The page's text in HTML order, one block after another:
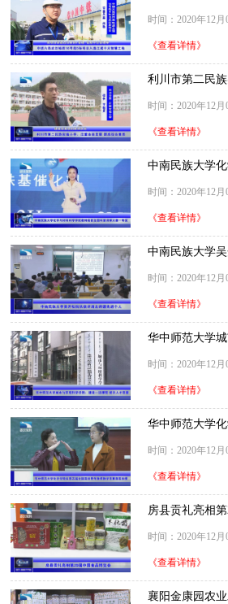
时间：2020年12月
《查看详情》
利川市第二民
时间：2020年12月
《查看详情》
中南民族大学
时间：2020年12月
《查看详情》
中南民族大学
时间：2020年12月
《查看详情》
华中师范大学
时间：2020年12月
《查看详情》
华中师范大学
时间：2020年12月
《查看详情》
房县贡礼亮相
时间：2020年12月
《查看详情》
襄阳金康园农